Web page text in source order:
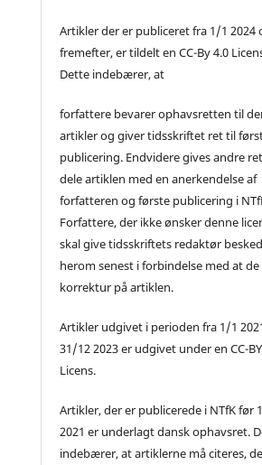
Artikler der er publiceret fra 1/1 2024
fremefter, er tildelt en CC-By 4.0
Dette indebærer, at
forfattere bevarer ophavsretten til
artikler og giver tidsskriftet ret til
publicering. Endvidere gives andre
dele artiklen med en anerkendelse af
forfatteren og første publicering i
Forfattere, der ikke ønsker denne
skal give tidsskriftets redaktør besked
herom senest i forbindelse med at
korrektur på artiklen.
Artikler udgivet i perioden fra 1/1
31/12 2023 er udgivet under en CC-
Licens.
Artikler, der er publicerede i NTfK før
2021 er underlagt dansk ophavsret.
indebærer, at artiklerne må citeres,